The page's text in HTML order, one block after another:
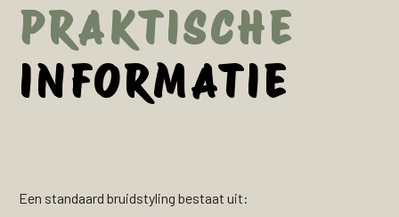
PRAKTISCHE
INFORMATIE
Een standaard bruidstyling bestaat uit: